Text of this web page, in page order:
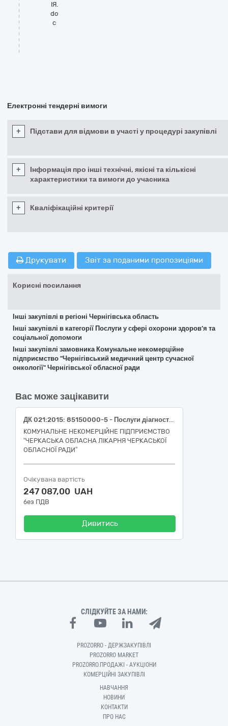
ІЯ.
do
c
Електронні тендерні вимоги
+ Підстави для відмови в участі у процедурі закупівлі
+
Інформація про інші технічні, якісні та кількісні
характеристики та вимоги до учасника
+ Кваліфікаційні критерії
Друкувати Звіт за поданими пропозиціями
Корисні посилання
Інші закупівлі в регіоні Чернігівська область
Інші закупівлі в категорії Послуги у сфері охорони здоров’я та
соціальної допомоги
Інші закупівлі замовника Комунальне некомерційне
підприємство "Чернігівський медичний центр сучасної
онкології" Чернігівської обласної ради
Вас може зацікавити
ДК 021:2015: 85150000-5 - Послуги діагностичної візуалізації (Послуги з обстеження хворих шляхом проведення магнітно-резонансної томографії)
КОМУНАЛЬНЕ НЕКОМЕРЦІЙНЕ ПІДПРИЄМСТВО
“ЧЕРКАСЬКА ОБЛАСНА ЛІКАРНЯ ЧЕРКАСЬКОЇ
ОБЛАСНОЇ РАДИ”
Очікувана вартість
247 087,00 UAH
без ПДВ
Дивитись
СЛІДКУЙТЕ ЗА НАМИ:
PROZORRO - ДЕРЖЗАКУПІВЛІ
PROZORRO MARKET
PROZORRO.ПРОДАЖІ - АУКЦІОНИ
КОМЕРЦІЙНІ ЗАКУПІВЛІ
НАВЧАННЯ
НОВИНИ
КОНТАКТИ
ПРО НАС